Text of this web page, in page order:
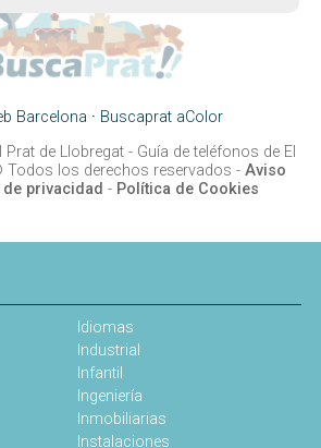
Barcelona · Buscaprat aColor
Prat de Llobregat - Guía de teléfonos de El
Todos los derechos reservados - Aviso
privacidad - Política de Cookies
Idiomas
Industrial
Infantil
Ingeniería
Inmobiliarias
Instalaciones